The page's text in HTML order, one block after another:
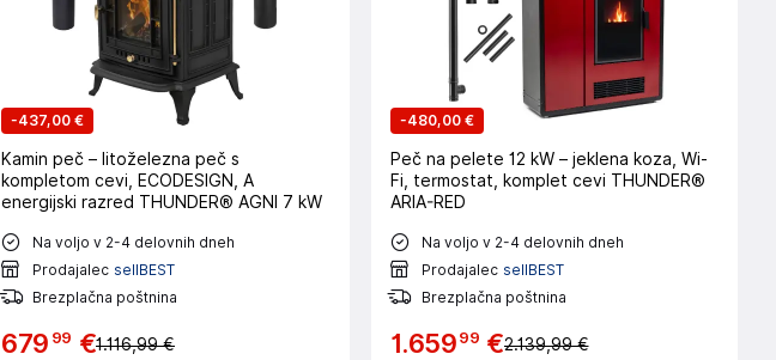
-437,00 €
Kamin peč – litoželezna peč s
kompletom cevi, ECODESIGN, A
energijski razred THUNDER® AGNI 7 kW
Na voljo v 2-4 delovnih dneh
Prodajalec sellBEST
Brezplačna poštnina
679 99 €1.116,99 €
-480,00 €
Peč na pelete 12 kW – jeklena koza, Wi-
Fi, termostat, komplet cevi THUNDER®
ARIA-RED
Na voljo v 2-4 delovnih dneh
Prodajalec sellBEST
Brezplačna poštnina
1.65999 €2.139,99 €